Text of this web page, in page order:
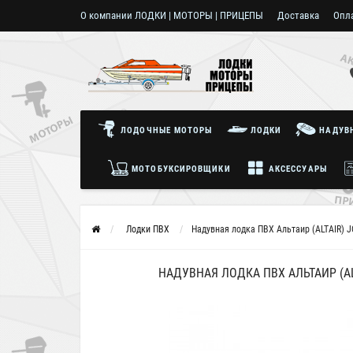
О компании ЛОДКИ | МОТОРЫ | ПРИЦЕПЫ Доставка
ЛОДОЧНЫЕ МОТОРЫ ЛОДКИ
МОТОБУКСИРОВЩИКИ АКСЕССУАРЫ
Лодки ПВХ Надувная лодка ПВХ Альтаир (ALTAIR)
НАДУВНАЯ ЛОДКА ПВХ АЛЬТАИР